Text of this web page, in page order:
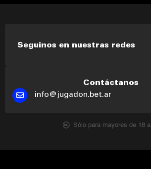
Seguinos en nuestras redes
Contáctanos
info@jugadon.bet.ar
Sólo para mayores de 18